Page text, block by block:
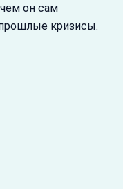
он сам
кризисы.